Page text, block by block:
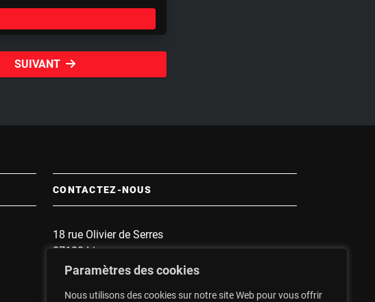
Paramètres des cookies
Nous utilisons des cookies sur notre site Web pour vous offrir
u
e
n
SUIVANT
CONTACTEZ-NOUS
18 rue Olivier de Serres
87100 Limoges
BP :1135